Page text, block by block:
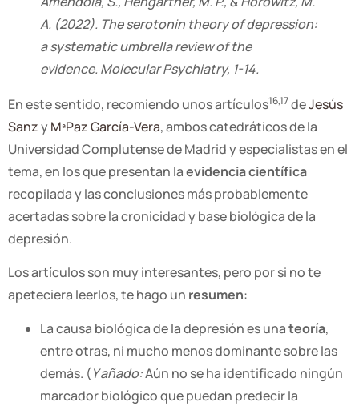
A. (2022). The serotonin theory of depression:
a systematic umbrella review of the
evidence. Molecular Psychiatry, 1-14.
En este sentido, recomiendo unos artículos16,17deJesús
SanzyMªPaz García-Vera, ambos catedráticos de la
Universidad Complutense de Madrid y especialistas en el
tema, en los que presentan laevidencia científica
recopilada y las conclusiones más probablemente
acertadas sobre la cronicidad y base biológica de la
depresión.
Los artículos son muy interesantes, pero por si no te
apeteciera leerlos, te hago un resumen:
La causa biológica de la depresión es unateoría,
entre otras, ni mucho menos dominante sobre las
demás. (Y añado:Aún no se ha identificado ningún
marcador biológico que puedan predecir la